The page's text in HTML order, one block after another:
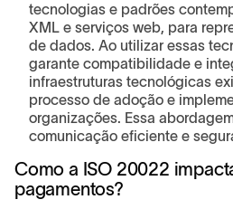
tecnologias e padrões
XML e serviços web, para
de dados. Ao utilizar essas
garante compatibilidade e
infraestruturas tecnológicas
processo de adoção e
organizações. Essa
comunicação eficiente e
Como a ISO 20022
pagamentos?